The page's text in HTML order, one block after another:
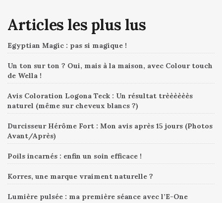
Articles les plus lus
Egyptian Magic : pas si magique !
Un ton sur ton ? Oui, mais à la maison, avec Colour touch
de Wella !
Avis Coloration Logona Teck : Un résultat trèèèèèès
naturel (même sur cheveux blancs ?)
Durcisseur Hérôme Fort : Mon avis après 15 jours (Photos
Avant/Après)
Poils incarnés : enfin un soin efficace !
Korres, une marque vraiment naturelle ?
Lumière pulsée : ma première séance avec l’E-One